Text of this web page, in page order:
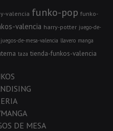
valencia funko-pop funko-
valencia harry-potter juego-de-
juegos-de-mesa-valencia llavero manga
taza tienda-funkos-valencia
DE MESA